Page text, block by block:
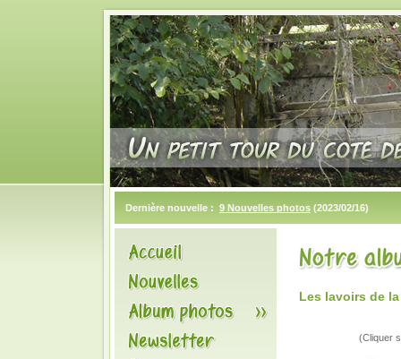
Dernière nouvelle : 9 Nouvelles photos (2023/02/16)
Les lavoirs de
(Cliquer